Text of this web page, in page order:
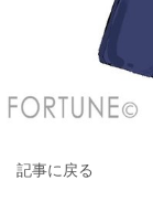
記事に戻る